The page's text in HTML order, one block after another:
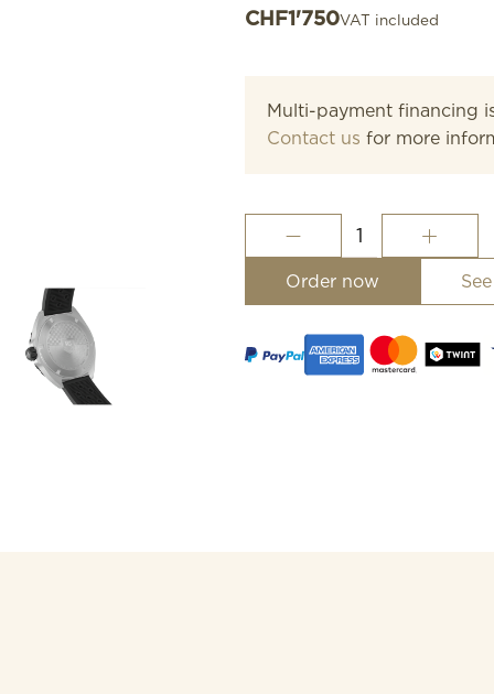
CHF1'750VAT included
Multi-payment financing
Contact us for more
Formula
Date
quantity
Order now